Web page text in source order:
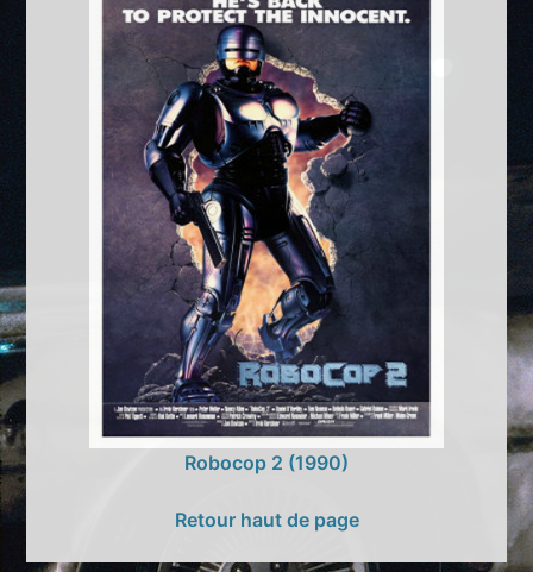
Robocop 2 (1990)
Retour haut de page